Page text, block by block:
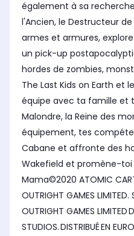
également à sa
l'Ancien, le Destructeur
armes et armures,
un pick-up
hordes de zombies,
The Last Kids on Earth et
équipe avec ta famille et
Malondre, la Reine des
équipement, tes
Cabane et affronte des
Wakefield et promène-toi
Mama©2020 ATOMIC
OUTRIGHT GAMES
OUTRIGHT GAMES LIMITED
STUDIOS. DISTRIBUÉ EN